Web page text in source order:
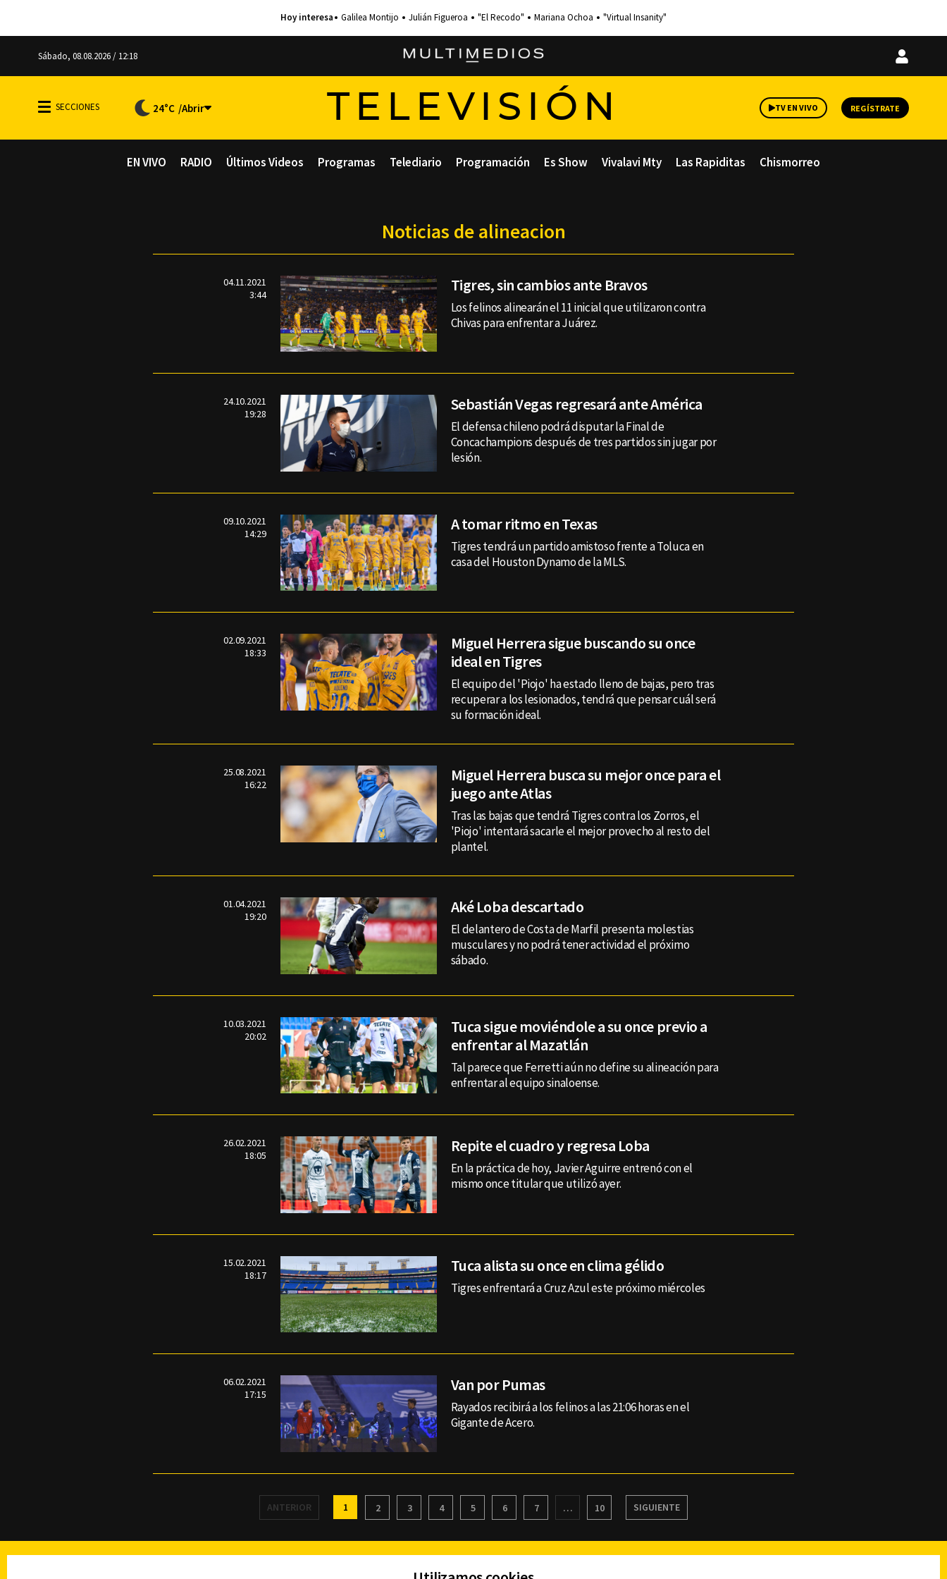
Galilea Montijo Julián Figueroa "El Recodo" Mariana Ochoa "Virtual Insanity"
Sábado, 08.08.2026 / 12:18
Iniciar
24°C TELEVISIÓN TV EN VIVO REGÍSTRATE
EN VIVO RADIO Últimos Videos Programas Telediario Programación Es Show Vivalavi Mty Las Rapiditas Chismorreo
Noticias de alineacion
04.11.2021
3:44
Tigres, sin cambios ante Bravos
Los felinos alinearán el 11 inicial que utilizaron contra
Chivas para enfrentar a Juárez.
24.10.2021
19:28
Sebastián Vegas regresará ante América
El defensa chileno podrá disputar la Final de
Concachampions después de tres partidos sin jugar por
lesión.
09.10.2021
14:29
A tomar ritmo en Texas
Tigres tendrá un partido amistoso frente a Toluca en
casa del Houston Dynamo de la MLS.
02.09.2021
18:33
Miguel Herrera sigue buscando su once
ideal en Tigres
El equipo del 'Piojo' ha estado lleno de bajas, pero tras
recuperar a los lesionados, tendrá que pensar cuál será
su formación ideal.
25.08.2021
16:22
Miguel Herrera busca su mejor once para el
juego ante Atlas
Tras las bajas que tendrá Tigres contra los Zorros, el
'Piojo' intentará sacarle el mejor provecho al resto del
plantel.
01.04.2021
19:20
Aké Loba descartado
El delantero de Costa de Marfil presenta molestias
musculares y no podrá tener actividad el próximo
sábado.
10.03.2021
20:02
Tuca sigue moviéndole a su once previo a
enfrentar al Mazatlán
Tal parece que Ferretti aún no define su alineación para
enfrentar al equipo sinaloense.
26.02.2021
18:05
Repite el cuadro y regresa Loba
En la práctica de hoy, Javier Aguirre entrenó con el
mismo once titular que utilizó ayer.
15.02.2021
18:17
Tuca alista su once en clima gélido
Tigres enfrentará a Cruz Azul este próximo miércoles
06.02.2021
17:15
Van por Pumas
Rayados recibirá a los felinos a las 21:06 horas en el
Gigante de Acero.
ANTERIOR 1 2 3 4 5 6 7 … 10 SIGUIENTE